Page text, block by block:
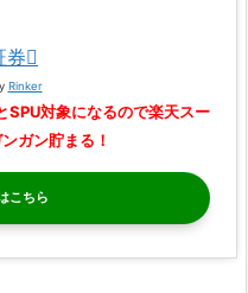
券
Rinker
SPU対象になるので楽天スー
ガン貯まる！